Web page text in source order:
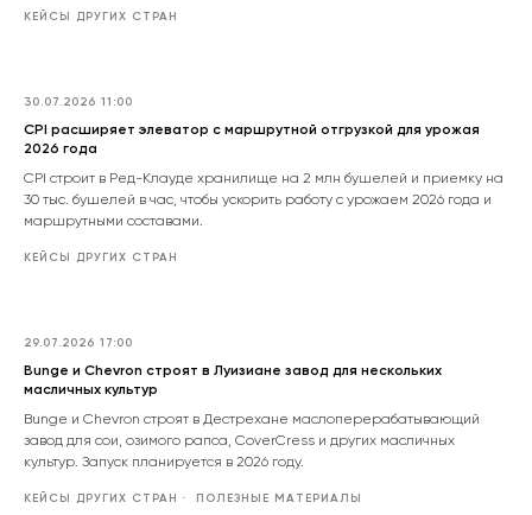
КЕЙСЫ ДРУГИХ СТРАН
30.07.2026 11:00
CPI расширяет элеватор с маршрутной отгрузкой для урожая
2026 года
CPI строит в Ред-Клауде хранилище на 2 млн бушелей и приемку на
30 тыс. бушелей в час, чтобы ускорить работу с урожаем 2026 года и
маршрутными составами.
КЕЙСЫ ДРУГИХ СТРАН
29.07.2026 17:00
Bunge и Chevron строят в Луизиане завод для нескольких
масличных культур
Bunge и Chevron строят в Дестрехане маслоперерабатывающий
завод для сои, озимого рапса, CoverCress и других масличных
культур. Запуск планируется в 2026 году.
КЕЙСЫ ДРУГИХ СТРАН ПОЛЕЗНЫЕ МАТЕРИАЛЫ